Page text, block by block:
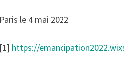
Paris le 4 mai 2022
[1] https://